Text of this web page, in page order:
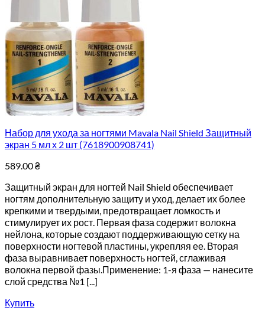
Набор для ухода за ногтями Mavala Nail Shield Защитный
экран 5 мл х 2 шт (7618900908741)
589.00₴
Защитный экран для ногтей Nail Shield обеспечивает
ногтям дополнительную защиту и уход, делает их более
крепкими и твердыми, предотвращает ломкость и
стимулирует их рост. Первая фаза содержит волокна
нейлона, которые создают поддерживающую сетку на
поверхности ногтевой пластины, укрепляя ее. Вторая
фаза выравнивает поверхность ногтей, сглаживая
волокна первой фазы.Применение: 1-я фаза — нанесите
слой средства №1 [...]
Купить